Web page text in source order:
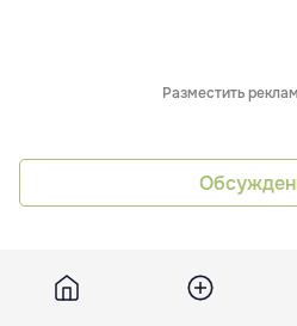
Разместить
Похожие новости